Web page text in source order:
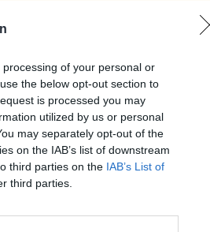
of your personal or
the below opt-out section to
is processed you may
utilized by us or personal
may separately opt-out of the
on the IAB’s list of downstream
third parties on the IAB’s List of
third parties.